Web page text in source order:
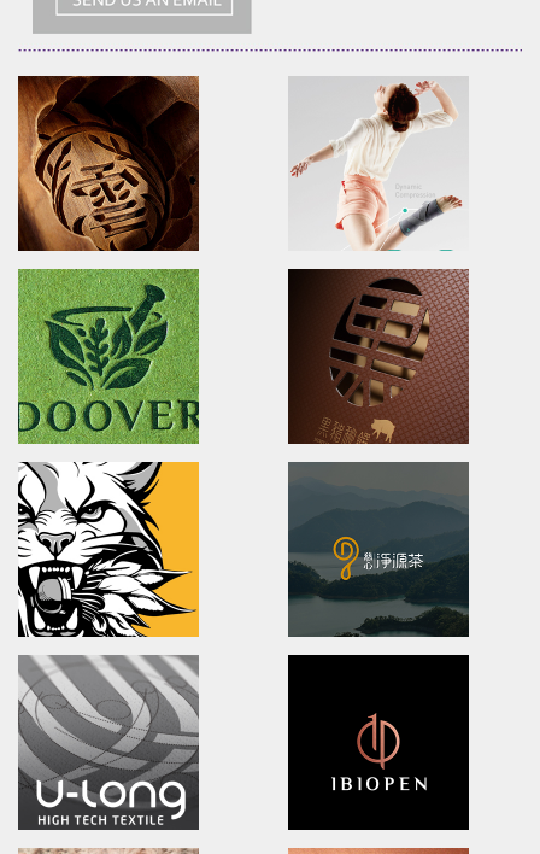
XueHuaZhai
brand identity/logo design/packaging
雪花齋豐原餅舖/品牌形象識別/包裝設計
OPPO MEDICAL
Advertising/Poster Design/
歐柏醫療/全球主視覺/產品策略/海
DOOVER
Brand Identity.Packaging.Logo design.
茶裡藏醫/品牌策略/包裝設計/品牌識別
logo Design/Packaging
黑橋牌黑豬秘饌/產品識別/包裝設